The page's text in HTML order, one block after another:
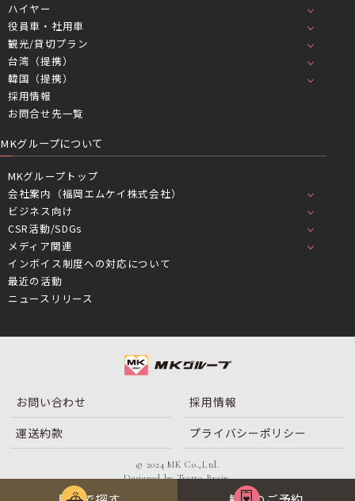
ハイヤー
役員車・社用車
観光/貸切プラン
台湾（提携）
韓国（提携）
採用情報
お問合せ先一覧
MKグループについて
MKグループトップ
会社案内（福岡エムケイ株式会社）
ビジネス向け
CSR活動/SDGs
メディア関連
インボイス制度への対応について
最近の活動
ニュースリリース
お問い合わせ
採用情報
運送約款
プライバシーポリシー
© 2024 MK Co.,Ltd.
Designed byTratto Brain.